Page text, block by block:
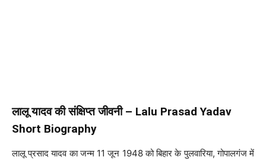
लालू यादव की संक्षिप्त जीवनी – Lalu Prasad Yadav
Short Biography
लालू प्रसाद यादव का जन्म 11 जून 1948 को बिहार के पुलवारिया, गोपालगंज में